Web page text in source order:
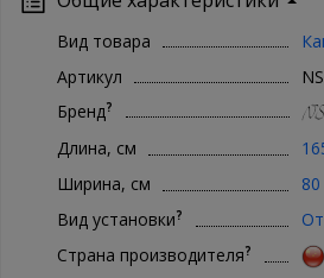
Вид товара
Артикул
Бренд?
Длина, см
Ширина, см
80
Вид установки?
Страна производителя?